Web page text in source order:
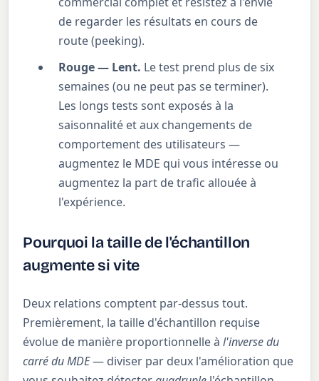
de regarder les résultats en cours de
route (peeking).
Rouge — Lent. Le test prend plus de six
semaines (ou ne peut pas se terminer).
Les longs tests sont exposés à la
saisonnalité et aux changements de
comportement des utilisateurs —
augmentez le MDE qui vous intéresse ou
augmentez la part de trafic allouée à
l'expérience.
Pourquoi la taille de l'échantillon
augmente si vite
Deux relations comptent par-dessus tout.
Premièrement, la taille d'échantillon requise
évolue de manière proportionnelle àl'inverse du
carré du MDE— diviser par deux l'amélioration que